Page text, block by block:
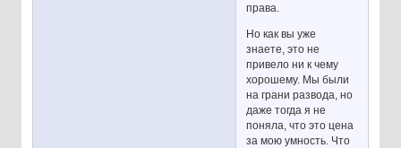
права.
Но как вы уже
знаете, это не
привело ни к чему
хорошему. Мы были
на грани развода, но
даже тогда я не
поняла, что это цена
за мою умность. Что